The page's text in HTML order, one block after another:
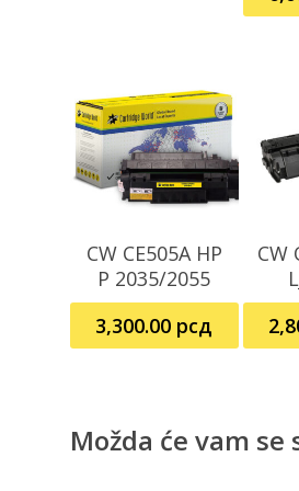
Dodaj U Korpu
CW CE505A HP
P 2035/2055
3,300.00 рсд
CW
Možda će vam